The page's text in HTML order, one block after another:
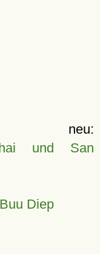
und San
Diep